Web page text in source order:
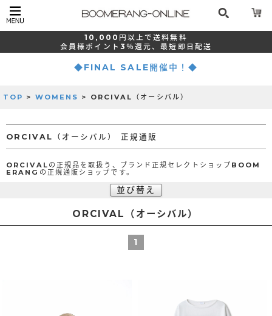
10,000 円以上で送料無料
会員様ポイント 3％還元、最短 即日配送
◆FINAL SALE開催中！◆
TOP > WOMENS > ORCIVAL（オーシバル）
ORCIVAL（オーシバル） 正規通販
ORCIVALの正規品を取扱う、ブランド正規セレクトショップBOOM
ERANGの正規通販ショップです。
並び替え
ORCIVAL（オーシバル）
1